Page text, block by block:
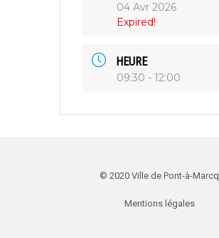
04 Avr 2026
Expired!
HEURE
09:30 - 12:00
© 2020 Ville de Pont-à-Marcq
Mentions légales